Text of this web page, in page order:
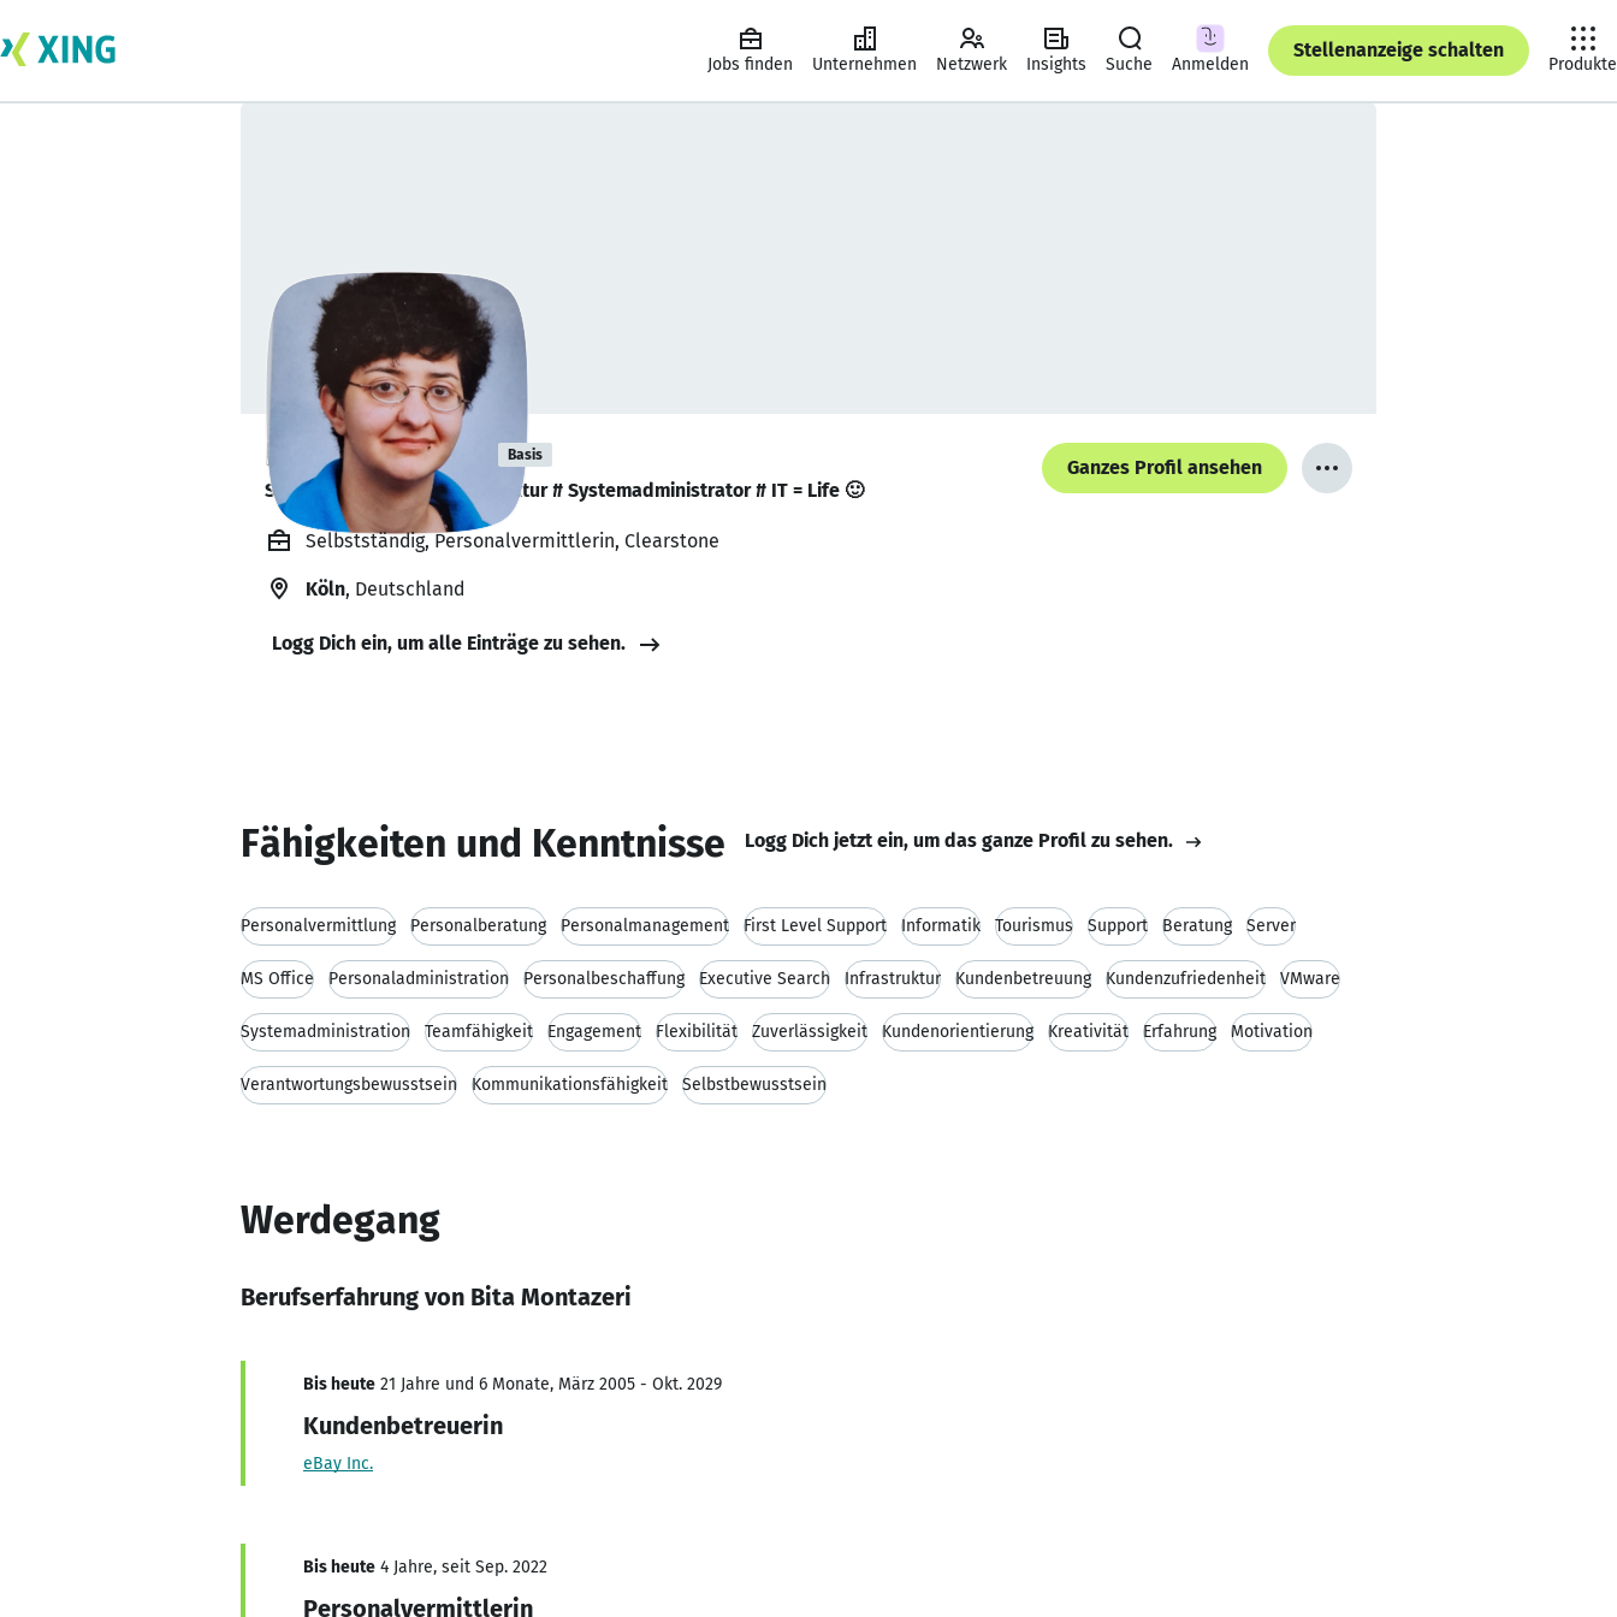
Jobs finden Unternehmen Netzwerk Insights Suche Anmelden
Stellenanzeige schalten
Produkte
Bita Montazeri Basis
Spezialisiert in # IT Infrastruktur # Systemadministrator # IT = Life 🙂
Ganzes Profil ansehen
Selbstständig, Personalvermittlerin, Clearstone
Köln, Deutschland
Logg Dich ein, um alle Einträge zu sehen.
Fähigkeiten und Kenntnisse Logg Dich jetzt ein, um das ganze Profil zu sehen.
Personalvermittlung Personalberatung Personalmanagement First Level Support Informatik Tourismus Support Beratung Server
MS Office Personaladministration Personalbeschaffung Executive Search Infrastruktur Kundenbetreuung Kundenzufriedenheit VMware
Systemadministration Teamfähigkeit Engagement Flexibilität Zuverlässigkeit Kundenorientierung Kreativität Erfahrung Motivation
Verantwortungsbewusstsein Kommunikationsfähigkeit Selbstbewusstsein
Werdegang
Berufserfahrung von Bita Montazeri
Bis heute 21 Jahre und 6 Monate, März 2005 - Okt. 2029
Kundenbetreuerin
eBay Inc.
Bis heute 4 Jahre, seit Sep. 2022
Personalvermittlerin